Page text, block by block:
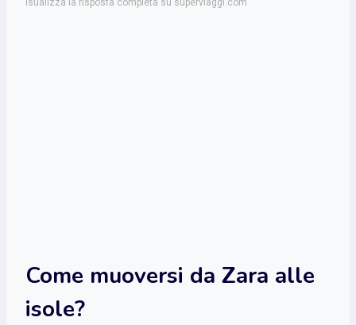
isualizza la risposta completa su superviaggi.com
Come muoversi da Zara alle
isole?